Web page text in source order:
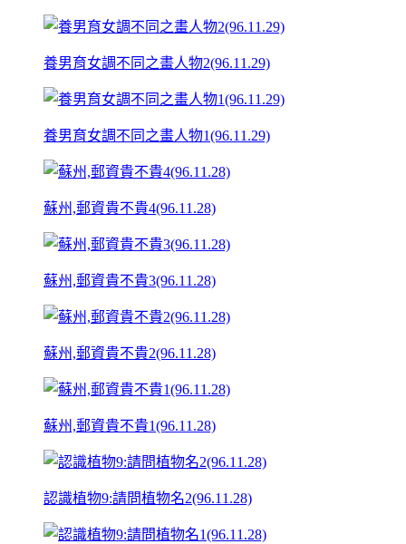
養男育女調不同之畫人物2(96.11.29)
養男育女調不同之畫人物1(96.11.29)
蘇州,郵資貴不貴4(96.11.28)
蘇州,郵資貴不貴3(96.11.28)
蘇州,郵資貴不貴2(96.11.28)
蘇州,郵資貴不貴1(96.11.28)
認識植物9:請問植物名2(96.11.28)